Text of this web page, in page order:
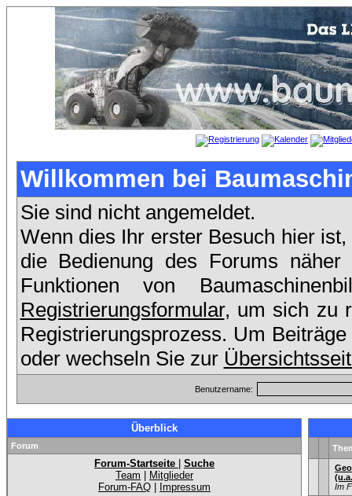
Willkommen bei
Sie sind nicht angemeldet.
Wenn dies Ihr erster Besuch hier
die Bedienung des Forums
Funktionen von
Registrierungsformular, um sich zu
Registrierungsprozess. Um
oder wechseln Sie zur
Benutzername:
Überblick
Forum
Forum-Startseite
Suche
Team
Mitglieder
Forum-FAQ
Impressum
Im